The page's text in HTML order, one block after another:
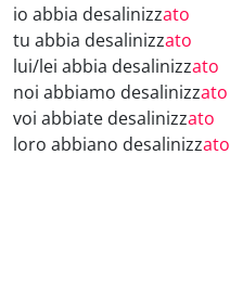
io abbia desalinizzato
tu abbia desalinizzato
lui/lei abbia desalinizzato
noi abbiamo desalinizzato
voi abbiate desalinizzato
loro abbiano desalinizzato